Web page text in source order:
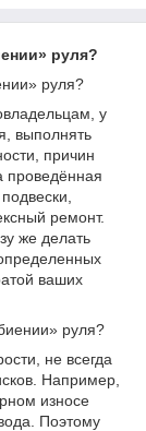
руля?
у
выполнять
причин
проведённая
ремонт.
же делать
ваших
не всегда
Например,
износе
Поэтому